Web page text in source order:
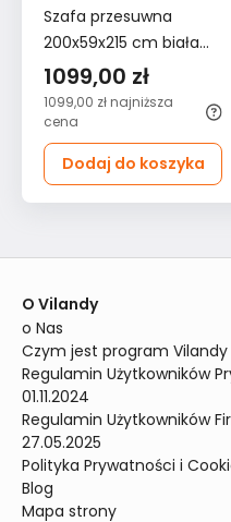
Szafa przesuwna
200x59x215 cm biała
garderoba do sypialni
1099,00 zł
1099,00 zł najniższa
cena
Dodaj do koszyka
O Vilandy
o Nas
Czym jest program Vilandy
Regulamin Użytkowników
01.11.2024
Regulamin Użytkowników
27.05.2025
Polityka Prywatności i
Blog
Mapa strony